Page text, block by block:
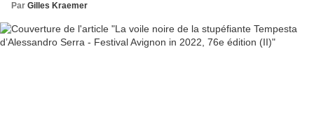
Par Gilles Kraemer